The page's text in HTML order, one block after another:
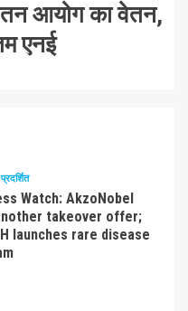
आयोग का वेतन,
एनई
Watch: AkzoNobel
takeover offer;
launches rare disease